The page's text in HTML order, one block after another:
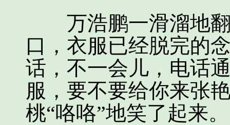
万浩鹏一滑溜地翻
口，衣服已经脱完的
话，不一会儿，电话
服，要不要给你来张
桃“咯咯”地笑了起来。